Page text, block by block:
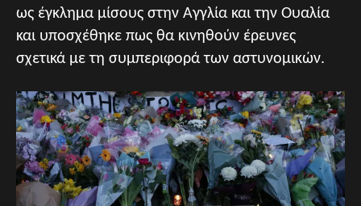
ως έγκλημα μίσους στην Αγγλία και την Ουαλία
και υποσχέθηκε πως θα κινηθούν έρευνες
σχετικά με τη συμπεριφορά των αστυνομικών.